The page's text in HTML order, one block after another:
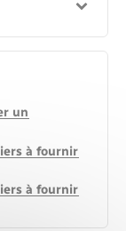
un
à fournir
à fournir